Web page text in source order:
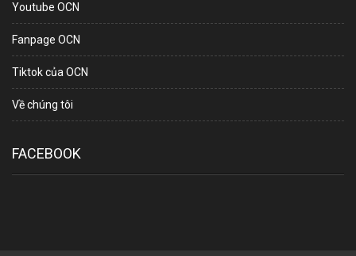
Youtube OCN
Fanpage OCN
Tiktok của OCN
Về chúng tôi
FACEBOOK